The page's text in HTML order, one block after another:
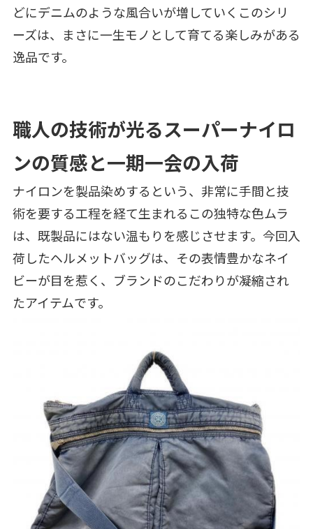
どにデニムのような風合いが増していくこのシリ
ーズは、まさに一生モノとして育てる楽しみがある
逸品です。
職人の技術が光るスーパーナイロ
ンの質感と一期一会の入荷
ナイロンを製品染めするという、非常に手間と技
術を要する工程を経て生まれるこの独特な色ムラ
は、既製品にはない温もりを感じさせます。今回入
荷したヘルメットバッグは、その表情豊かなネイ
ビーが目を惹く、ブランドのこだわりが凝縮され
たアイテムです。